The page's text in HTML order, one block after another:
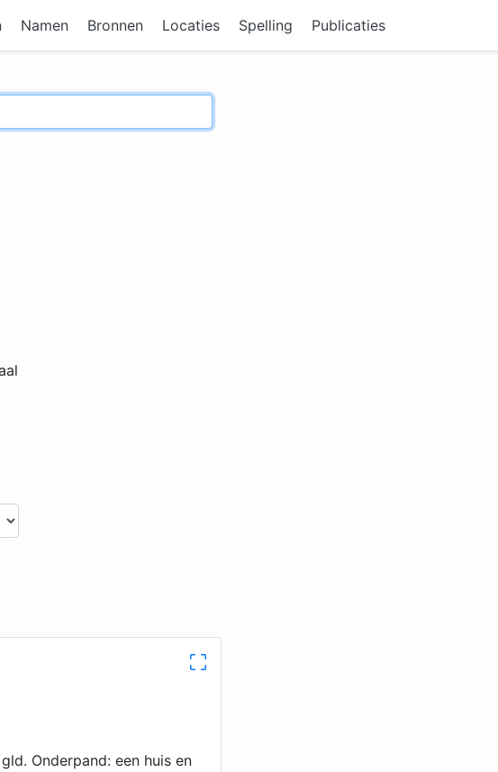
Namen Bronnen Locaties Spelling Publicaties
Onderpand: een huis en